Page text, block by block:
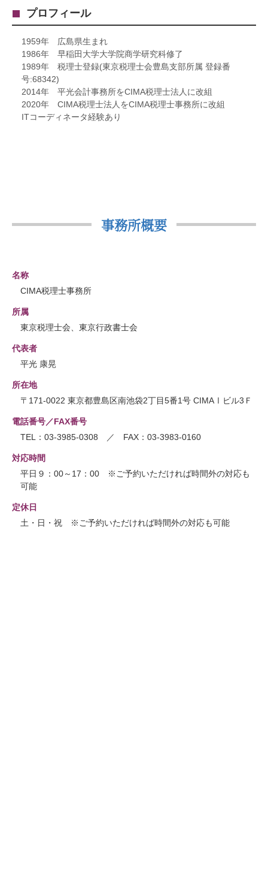
プロフィール
1959年 広島県生まれ
1986年 早稲田大学大学院商学研究科修了
1989年 税理士登録(東京税理士会豊島支部所属 登録番
号:68342)
2014年 平光会計事務所をCIMA税理士法人に改組
2020年 CIMA税理士法人をCIMA税理士事務所に改組
ITコーディネータ経験あり
事務所概要
名称
CIMA税理士事務所
所属
東京税理士会、東京行政書士会
代表者
平光 康晃
所在地
〒171-0022 東京都豊島区南池袋2丁目5番1号 CIMAⅠビル3Ｆ
電話番号／FAX番号
TEL：03-3985-0308 ／ FAX：03-3983-0160
対応時間
平日９：00～17：00 ※ご予約いただければ時間外の対応も
可能
定休日
土・日・祝 ※ご予約いただければ時間外の対応も可能